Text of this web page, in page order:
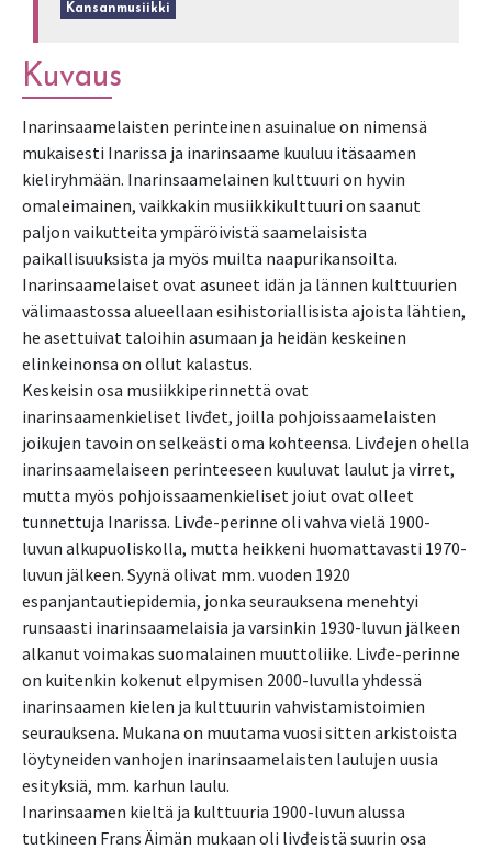
Kansanmusiikki
Kuvaus
Inarinsaamelaisten perinteinen asuinalue on nimensä
mukaisesti Inarissa ja inarinsaame kuuluu itäsaamen
kieliryhmään. Inarinsaamelainen kulttuuri on hyvin
omaleimainen, vaikkakin musiikkikulttuuri on saanut
paljon vaikutteita ympäröivistä saamelaisista
paikallisuuksista ja myös muilta naapurikansoilta.
Inarinsaamelaiset ovat asuneet idän ja lännen kulttuurien
välimaastossa alueellaan esihistoriallisista ajoista lähtien,
he asettuivat taloihin asumaan ja heidän keskeinen
elinkeinonsa on ollut kalastus.
Keskeisin osa musiikkiperinnettä ovat
inarinsaamenkieliset livđet, joilla pohjoissaamelaisten
joikujen tavoin on selkeästi oma kohteensa. Livđejen ohella
inarinsaamelaiseen perinteeseen kuuluvat laulut ja virret,
mutta myös pohjoissaamenkieliset joiut ovat olleet
tunnettuja Inarissa. Livđe-perinne oli vahva vielä 1900-
luvun alkupuoliskolla, mutta heikkeni huomattavasti 1970-
luvun jälkeen. Syynä olivat mm. vuoden 1920
espanjantautiepidemia, jonka seurauksena menehtyi
runsaasti inarinsaamelaisia ja varsinkin 1930-luvun jälkeen
alkanut voimakas suomalainen muuttoliike. Livđe-perinne
on kuitenkin kokenut elpymisen 2000-luvulla yhdessä
inarinsaamen kielen ja kulttuurin vahvistamistoimien
seurauksena. Mukana on muutama vuosi sitten arkistoista
löytyneiden vanhojen inarinsaamelaisten laulujen uusia
esityksiä, mm. karhun laulu.
Inarinsaamen kieltä ja kulttuuria 1900-luvun alussa
tutkineen Frans Äimän mukaan oli livđeistä suurin osa